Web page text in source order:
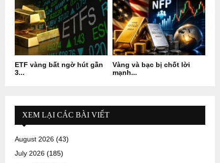
ETF vàng bất ngờ hút gần
3...
Vàng và bạc bị chốt lời
mạnh...
XEM LẠI CÁC BÀI VIẾT
August 2026 (43)
July 2026 (185)